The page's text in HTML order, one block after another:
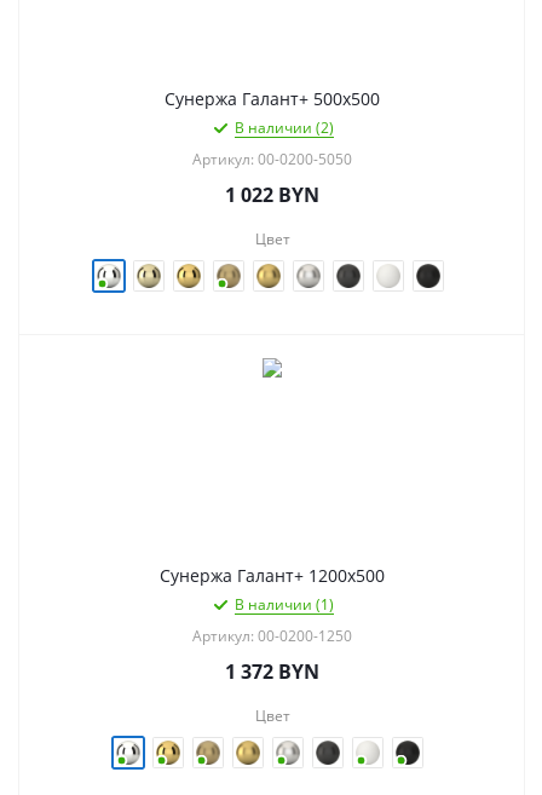
Сунержа Галант+ 500х500
В наличии (2)
Артикул: 00-0200-5050
1 022 BYN
Цвет
Сунержа Галант+ 1200х500
В наличии (1)
Артикул: 00-0200-1250
1 372 BYN
Цвет